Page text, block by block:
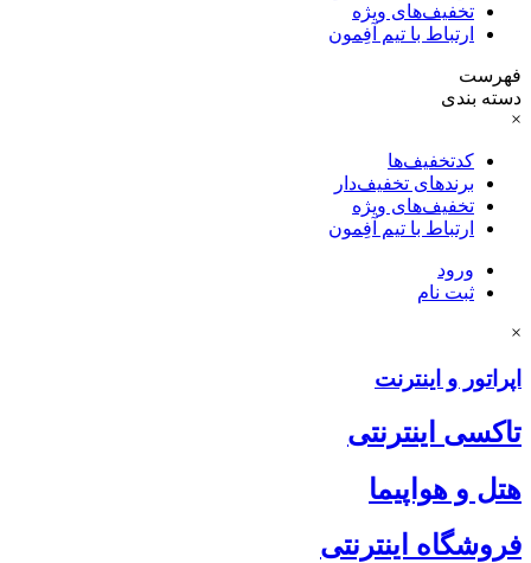
تخفیف‌های ویژه
ارتباط با تیم آفِمون
فهرست
دسته بندی
×
کدتخفیف‌ها
برندهای تخفیف‌دار
تخفیف‌های ویژه
ارتباط با تیم آفِمون
ورود
ثبت نام
×
اپراتور و اینترنت
تاکسی اینترنتی
هتل و هواپیما
فروشگاه اینترنتی